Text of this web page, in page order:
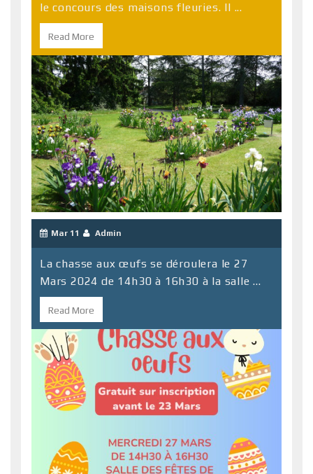
le concours des maisons fleuries. Il ...
Read More
Mar 11 Admin
La chasse aux œufs se déroulera le 27
Mars 2024 de 14h30 à 16h30 à la salle ...
Read More